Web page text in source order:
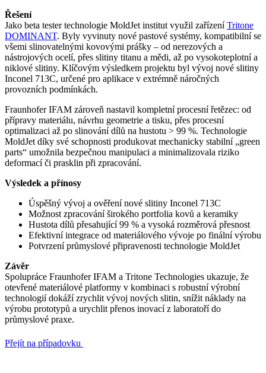
Řešení
Jako beta tester technologie MoldJet institut využil zařízeníTritone
DOMINANT. Byly vyvinuty nové pastové systémy, kompatibilní se
všemi slinovatelnými kovovými prášky – od nerezových a
nástrojových ocelí, přes slitiny titanu a mědi, až po vysokoteplotní a
niklové slitiny. Klíčovým výsledkem projektu byl vývoj nové slitiny
Inconel 713C, určené pro aplikace v extrémně náročných
provozních podmínkách.
Fraunhofer IFAM zároveň nastavil kompletní procesní řetězec: od
přípravy materiálu, návrhu geometrie a tisku, přes procesní
optimalizaci až po slinování dílů na hustotu > 99 %. Technologie
MoldJet díky své schopnosti produkovat mechanicky stabilní „green
parts“ umožnila bezpečnou manipulaci a minimalizovala riziko
deformací či prasklin při zpracování.
Výsledek a přínosy
Úspěšný vývoj a ověření nové slitiny Inconel 713C
Možnost zpracování širokého portfolia kovů a keramiky
Hustota dílů přesahující 99 % a vysoká rozměrová přesnost
Efektivní integrace od materiálového vývoje po finální výrobu
Potvrzení průmyslové připravenosti technologie MoldJet
Závěr
Spolupráce Fraunhofer IFAM a Tritone Technologies ukazuje, že
otevřené materiálové platformy v kombinaci s robustní výrobní
technologií dokáží zrychlit vývoj nových slitin, snížit náklady na
výrobu prototypů a urychlit přenos inovací z laboratoří do
průmyslové praxe.
Přejít na případovku